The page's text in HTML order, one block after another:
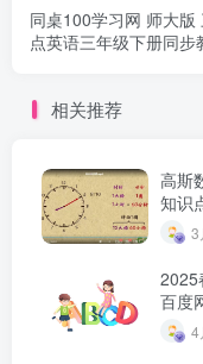
同桌100学习网 师大版
点英语三年级下册同步
相关推荐
高斯
知识
3
2025
百度
4